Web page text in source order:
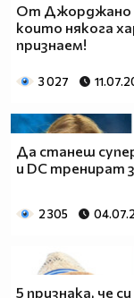
От Джорджано
които някога
признаем!
3 027
Да станеш
и DC тренират
2 305
5 признака, че